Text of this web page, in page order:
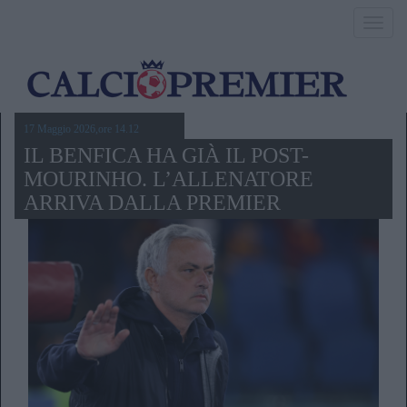
17 Maggio 2026,ore 14.12
IL BENFICA HA GIÀ IL POST-
MOURINHO. L’ALLENATORE
ARRIVA DALLA PREMIER